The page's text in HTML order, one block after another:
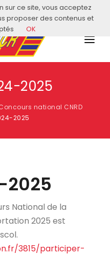
2025
national CNRD
2025
2025
National de la
2025 est
3815/participer-
sur ce site, vous acceptez
proposer des contenus et
OK